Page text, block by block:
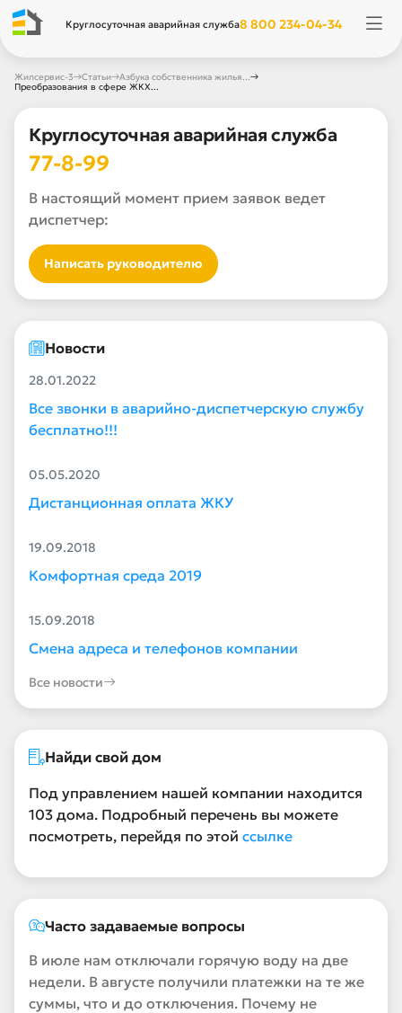
Круглосуточная аварийная служба8 800 234-04-34
Жилсервис-3→Статьи→Азбука собственника жилья...→
Преобразования в сфере ЖКХ...
Круглосуточная аварийная служба
77-8-99
В настоящий момент прием заявок ведет
диспетчер:
Написать руководителю
Новости
28.01.2022
Все звонки в аварийно-диспетчерскую службу
бесплатно!!!
05.05.2020
Дистанционная оплата ЖКУ
19.09.2018
Комфортная среда 2019
15.09.2018
Смена адреса и телефонов компании
Все новости
Найди свой дом
Под управлением нашей компании находится
103 дома. Подробный перечень вы можете
посмотреть, перейдя по этой ссылке
Часто задаваемые вопросы
В июле нам отключали горячую воду на две
недели. В августе получили платежки на те же
суммы, что и до отключения. Почему не